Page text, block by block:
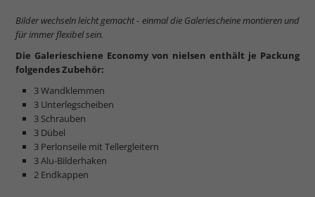
Bilder wechseln leicht gemacht - einmal die Galeriescheine montieren und
für immer flexibel sein.
Die Galerieschiene Economy von nielsen enthält je Packung
folgendes Zubehör:
3 Wandklemmen
3 Unterlegscheiben
3 Schrauben
3 Dübel
3 Perlonseile mit Tellergleitern
3 Alu-Bilderhaken
2 Endkappen